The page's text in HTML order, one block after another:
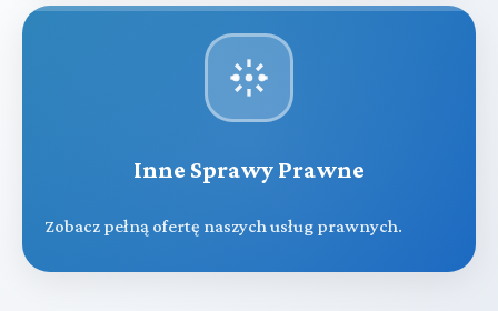
Inne Sprawy Prawne
Zobacz pełną ofertę naszych usług prawnych.